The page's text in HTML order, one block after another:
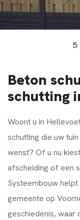
5
Beton
schutting
Woont u in
schutting die uw
wenst? Of u nu
afscheiding of een
Systeembouw
gemeente op
geschiedenis, waar